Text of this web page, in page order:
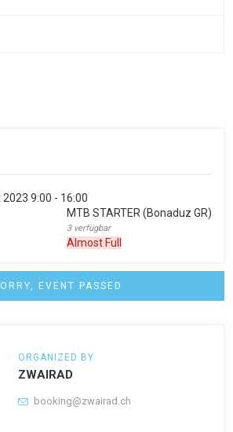
2023 9:00 - 16:00
MTB STARTER (Bonaduz GR)
3 verfügbar
Almost Full
EVENT PASSED
ORGANIZED BY
ZWAIRAD
booking@zwairad.ch